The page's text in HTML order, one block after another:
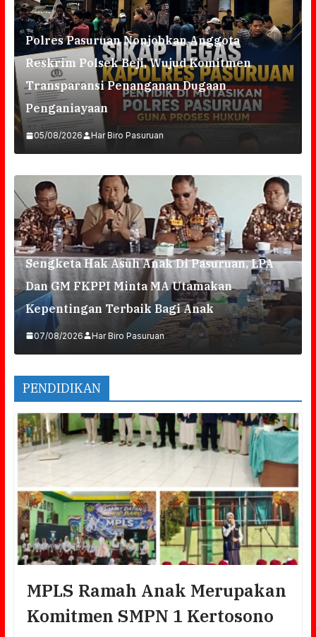
Polres Pasuruan Nonjobkan Anggota
Reskrim Polsek Beji, Wujud Komitmen
Transparansi Penanganan Dugaan
Penganiayaan
05/08/2026 Har Biro Pasuruan
Sengketa Hak Asuh Anak Di Pasuruan, LPA
Dan GM FKPPI Minta MA Utamakan
Kepentingan Terbaik Bagi Anak
07/08/2026 Har Biro Pasuruan
PENDIDIKAN
MPLS Ramah Anak Merupakan
Komitmen SMPN 1 Kertosono